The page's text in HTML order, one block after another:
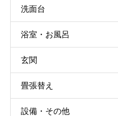
洗面台
浴室・お風呂
玄関
畳張替え
設備・その他